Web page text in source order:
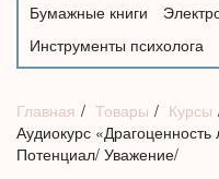
Бумажные книги
Инструменты психолога
Главная Товары
Курсы
Аудиокурс
Потенциал/ Уважение/